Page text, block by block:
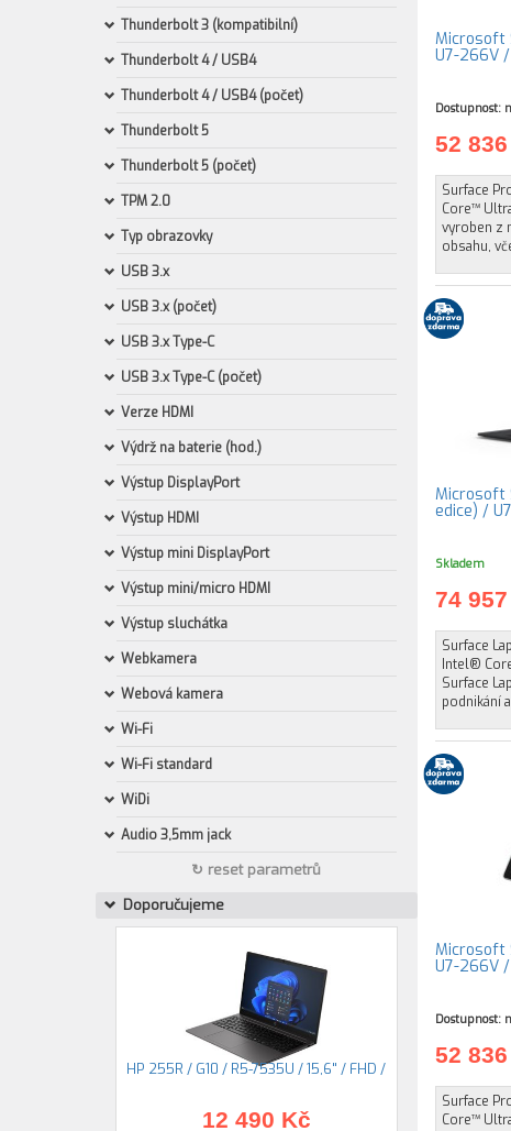
Thunderbolt 3 (kompatibilní)
Thunderbolt 4 / USB4
Thunderbolt 4 / USB4 (počet)
Thunderbolt 5
Thunderbolt 5 (počet)
TPM 2.0
Typ obrazovky
USB 3.x
USB 3.x (počet)
USB 3.x Type-C
USB 3.x Type-C (počet)
Verze HDMI
Výdrž na baterie (hod.)
Výstup DisplayPort
Výstup HDMI
Výstup mini DisplayPort
Výstup mini/micro HDMI
Výstup sluchátka
Webkamera
Webová kamera
Wi-Fi
Wi-Fi standard
WiDi
Audio 3,5mm jack
↻ reset parametrů
Doporučujeme
HP 255R / G10 / R5-7535U / 15,6" / FHD /
12 490 Kč
Microsoft
U7-266V
Dostupnost:
52
Surface
Core™
vyroben z
obsahu,
Microsoft
edice) /
Skladem
74
Surface
Intel®
Surface
podnikání
Microsoft
U7-266V
Dostupnost:
52
Surface
Core™